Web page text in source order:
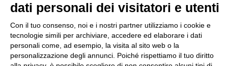
UTILITÀ
Recupero Password
Verifica attestato di presenza
dati personali dei visitatori e utenti
Con il tuo consenso, noi e i nostri partner utilizziamo i cookie e
tecnologie simili per archiviare, accedere ed elaborare i dati
personali come, ad esempio, la visita al sito web o la
personalizzazione degli annunci. Poiché rispettiamo il tuo diritto